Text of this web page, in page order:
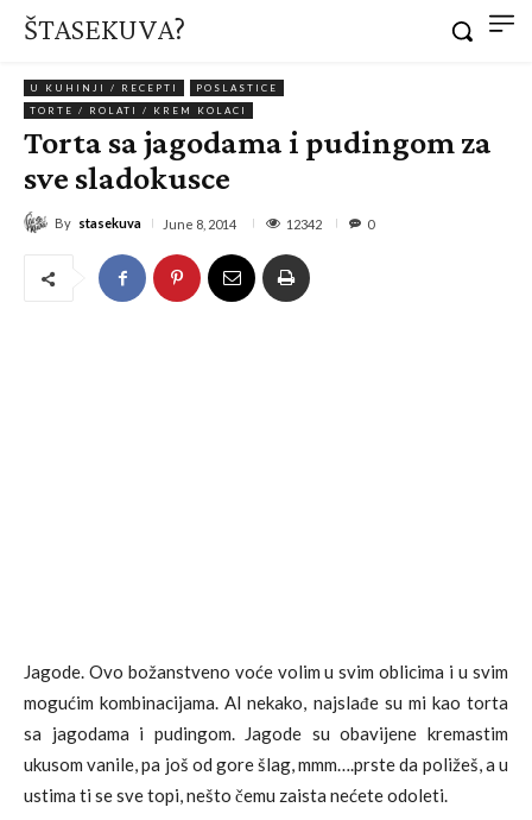
ŠTASEKUVA?
U KUHINJI / RECEPTI
POSLASTICE
TORTE / ROLATI / KREM KOLACI
Torta sa jagodama i pudingom za
sve sladokusce
By stasekuva June 8, 2014 12342 0
Jagode. Ovo božanstveno voće volim u svim oblicima i u svim
mogućim kombinacijama. Al nekako, najslađe su mi kao torta
sa jagodama i pudingom. Jagode su obavijene kremastim
ukusom vanile, pa još od gore šlag, mmm….prste da poližeš, a u
ustima ti se sve topi, nešto čemu zaista nećete odoleti.